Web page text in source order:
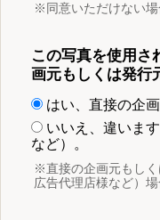
※同意いただけない場
この写真を使用さ
画元もしくは発行
はい、直接の企
いいえ、違いま
など）。
※直接の企画元もしく
広告代理店様など）